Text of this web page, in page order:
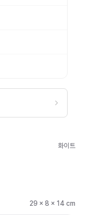
화이트
29 x 8 x 14 cm